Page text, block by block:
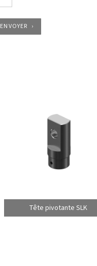
ENVOYER
Tête pivotante SLK